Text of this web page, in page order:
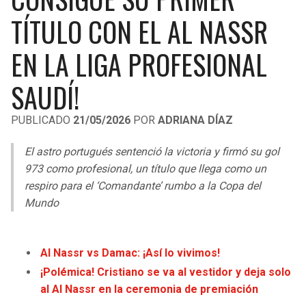
LIGA DE EXPANSIÓN MX
LEAGUES CUP
UEFA EUROPA LEAGUE
UEFA CONFERENCE LEAGUE
MLS
COPA LIBERTADORES
LIGA BETPLAY
OTRAS LIGAS
CHARGERS
RAVENS
TEXANS
COLTS
PISTONS
PACERS
HEAT
MAGIC
TÍTULO CON EL AL NASSR
EN LA LIGA PROFESIONAL
SAUDÍ!
PUBLICADO 21/05/2026 POR ADRIANA DÍAZ
El astro portugués sentenció la victoria y firmó su gol
973 como profesional, un título que llega como un
respiro para el ‘Comandante’ rumbo a la Copa del
Mundo
Al Nassr vs Damac: ¡Así lo vivimos!
¡Polémica! Cristiano se va al vestidor y deja solo
al Al Nassr en la ceremonia de premiación